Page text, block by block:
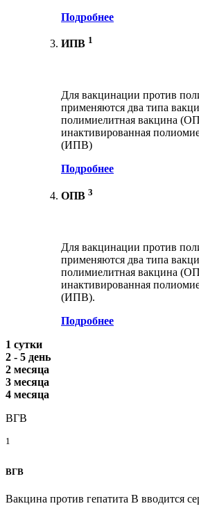
Подробнее
ИПВ 1
Для вакцинации против
применяются два типа
полимиелитная вакцина
инактивированная
(ИПВ)
Подробнее
ОПВ 3
Для вакцинации против
применяются два типа
полимиелитная вакцина
инактивированная
(ИПВ).
Подробнее
1 сутки
2 - 5 день
2 месяца
3 месяца
4 месяца
ВГВ
1
ВГВ
Вакцина против гепатита В вводится